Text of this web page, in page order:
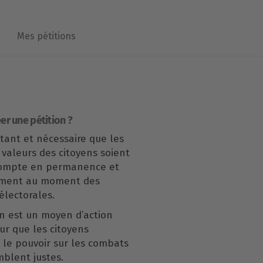
Mes pétitions
une pétition ?
et nécessaire que les
des citoyens soient
en permanence et
au moment des
est un moyen d’action
que les citoyens
pouvoir sur les combats
justes.